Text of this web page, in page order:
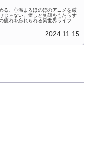
る、心温まるほのぼのアニメを厳
じゃない、癒しと笑顔をもたらす
疲れを忘れられる異世界ライフ
2024.11.15